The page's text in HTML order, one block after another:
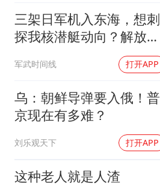
三架日军机入东海，想刺
探我核潜艇动向？解放军
军武时间线 打开APP
乌：朝鲜导弹要入俄！普
京现在有多难？
刘乐观天下 打开APP
这种老人就是人渣